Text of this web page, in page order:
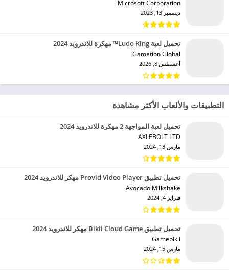
Microsoft Corporation‏
ديسمبر 13, 2023
تحميل لعبة Ludo King™ مهكرة للاندرويد 2024
Gametion Global‏
أغسطس 8, 2026
التطبيقات والألعاب الأكثر مشاهدة
تحميل لعبة المواجهة 2 مهكرة للاندرويد 2024
AXLEBOLT LTD‏
مارس 13, 2024
تحميل تطبيق Provid Video Player مهكر للاندرويد 2024
Avocado Milkshake‏
فبراير 4, 2024
تحميل تطبيق Bikii Cloud Game مهكر للاندرويد 2024
Gamebikii‏
مارس 15, 2024